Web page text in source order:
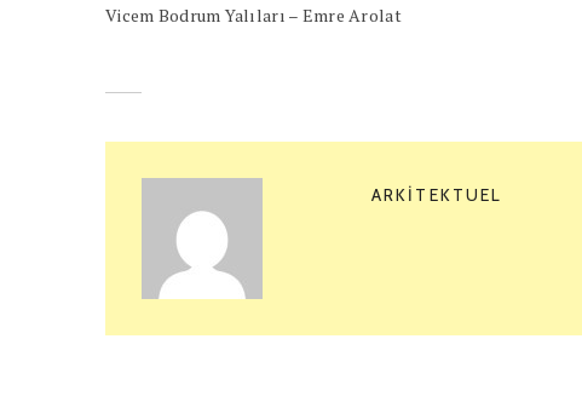
Vicem Bodrum Yalıları – Emre Arolat
ARKITEKTUEL